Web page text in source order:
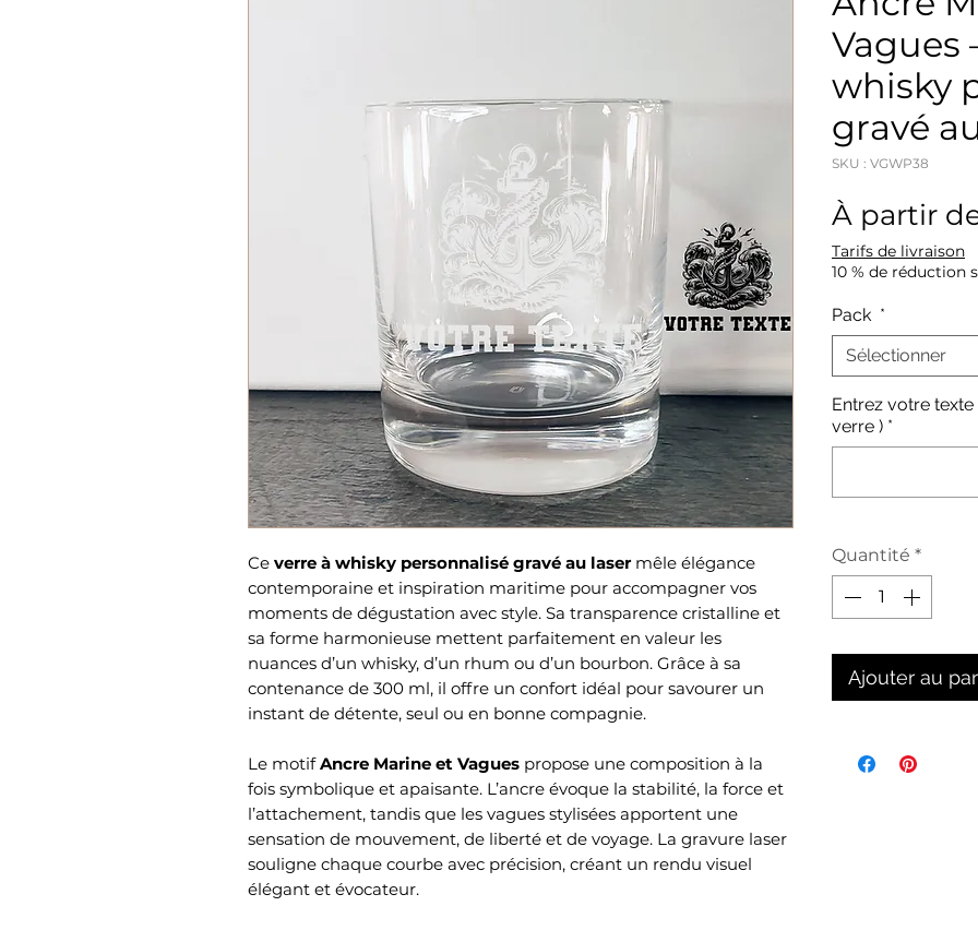
Ce verre à whisky personnalisé gravé au lasermêle élégance
contemporaine et inspiration maritime pour accompagner vos
moments de dégustation avec style. Sa transparence cristalline et
sa forme harmonieuse mettent parfaitement en valeur les
nuances d’un whisky, d’un rhum ou d’un bourbon. Grâce à sa
contenance de 300 ml, il offre un confort idéal pour savourer un
instant de détente, seul ou en bonne compagnie.
Le motifAncre Marine et Vagues propose une composition à la
fois symbolique et apaisante. L’ancre évoque la stabilité, la force et
l’attachement, tandis que les vagues stylisées apportent une
sensation de mouvement, de liberté et de voyage. La gravure laser
souligne chaque courbe avec précision, créant un rendu visuel
élégant et évocateur.
Vagues
whisky
gravé
SKU : VGWP38
À partir
Tarifs de livraison
10 % de réduction
Pack *
Sélectionner
Entrez votre
verre ) *
Quantité *
Ajouter au